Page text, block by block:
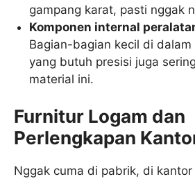
gampang karat, pasti nggak
Komponen internal
Bagian-bagian kecil di
yang butuh presisi juga
material ini.
Furnitur Logam dan
Perlengkapan
Nggak cuma di pabrik, di